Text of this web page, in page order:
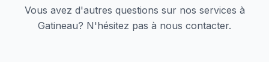
Vous avez d'autres questions sur nos services à
Gatineau? N'hésitez pas à nous contacter.